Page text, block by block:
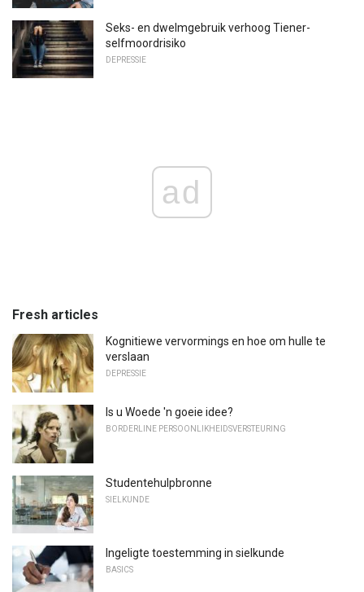
Seks- en dwelmgebruik verhoog Tiener-
selfmoordrisiko
DEPRESSIE
ad
Fresh articles
Kognitiewe vervormings en hoe om hulle te
verslaan
DEPRESSIE
Is u Woede 'n goeie idee?
BORDERLINE PERSOONLIKHEIDSVERSTEURING
Studentehulpbronne
SIELKUNDE
Ingeligte toestemming in sielkunde
BASICS